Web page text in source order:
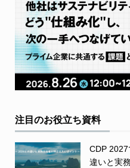
注目のお役立ち資料
CDP
違いと実